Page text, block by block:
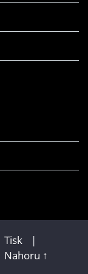
Tisk
|
Nahoru ↑